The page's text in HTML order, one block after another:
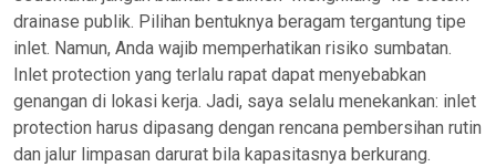
drainase publik. Pilihan bentuknya beragam tergantung tipe
inlet. Namun, Anda wajib memperhatikan risiko sumbatan.
Inlet protection yang terlalu rapat dapat menyebabkan
genangan di lokasi kerja. Jadi, saya selalu menekankan: inlet
protection harus dipasang dengan rencana pembersihan rutin
dan jalur limpasan darurat bila kapasitasnya berkurang.